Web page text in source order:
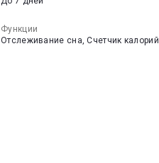
Функции
Отслеживание сна, Счетчик калорий